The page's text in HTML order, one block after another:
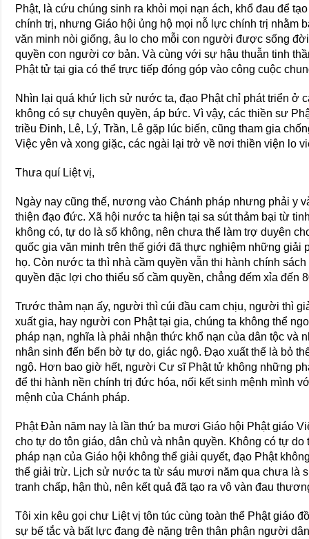
Phật, là cứu chúng sinh ra khỏi mọi nạn ách, khổ đau để
chính trị, nhưng Giáo hội ủng hộ mọi nỗ lực chính trị nhằm
văn minh nòi giống, âu lo cho mỗi con người được sống
quyền con người cơ bản. Và cùng với sự hậu thuẫn tinh
Phật tử tại gia có thể trực tiếp đóng góp vào công cuộc
Nhìn lại quá khứ lịch sử nước ta, đạo Phật chỉ phát triển ở
không có sự chuyên quyền, áp bức. Vì vậy, các thiền sư
triều Ðinh, Lê, Lý, Trần, Lê gặp lúc biến, cũng tham gia
Việc yên và xong giặc, các ngài lại trở về nơi thiền viện lo
Thưa quí Liệt vị,
Ngày nay cũng thế, nương vào Chánh pháp nhưng phải y
thiện đạo đức. Xã hội nước ta hiện tại sa sút thảm bại từ
không có, tự do là số không, nên chưa thể làm trợ duyên
quốc gia văn minh trên thế giới đã thực nghiệm những giải
họ. Còn nước ta thì nhà cầm quyền vẫn thi hành chính
quyền đặc lợi cho thiểu số cầm quyền, chẳng đếm xỉa đến
Trước thảm nạn ấy, người thì cúi đầu cam chịu, người thì
xuất gia, hay người con Phật tại gia, chúng ta không thể
pháp nạn, nghĩa là phải nhận thức khổ nạn của dân tộc và
nhân sinh đến bến bờ tự do, giác ngộ. Ðạo xuất thế là bỏ
ngộ. Hơn bao giờ hết, người Cư sĩ Phật tử không những
để thi hành nền chính trị đức hóa, nối kết sinh mệnh mình
mệnh của Chánh pháp.
Phật Ðản năm nay là lần thứ ba mươi Giáo hội Phật giáo
cho tự do tôn giáo, dân chủ và nhân quyền. Không có tự
pháp nạn của Giáo hội không thể giải quyết, đạo Phật
thể giải trừ. Lịch sử nước ta từ sáu mươi năm qua chưa là
tranh chấp, hận thù, nên kết quả đã tạo ra vô vàn đau
Tôi xin kêu gọi chư Liệt vị tôn túc cùng toàn thể Phật giáo
sự bế tắc và bất lực đang đè nặng trên thân phận người